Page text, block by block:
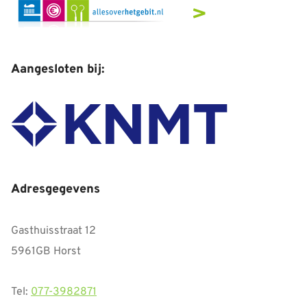
Aangesloten bij:
Adresgegevens
Gasthuisstraat 12
5961GB Horst
Tel: 077-3982871